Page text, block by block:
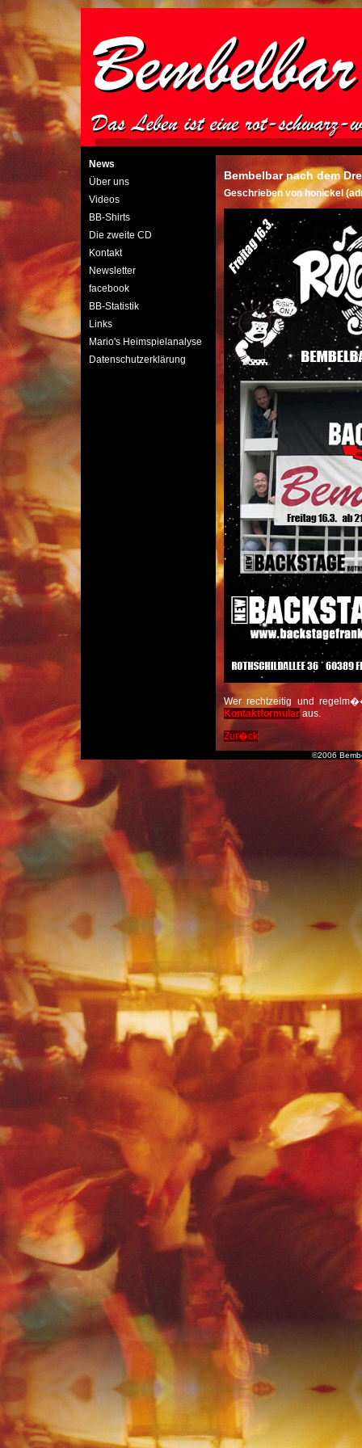
News
Über uns
Videos
BB-Shirts
Die zweite CD
Kontakt
Newsletter
facebook
BB-Statistik
Links
Mario's Heimspielanalyse
Datenschutzerklärung
Bembelbar nach dem
Geschrieben von honickel
Wer rechtzeitig und
Kontaktformular aus.
Zur�ck
©2006